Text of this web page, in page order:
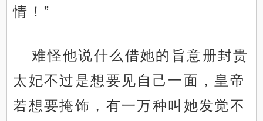
情！”
难怪他说什么借她的旨意册封贵
太妃不过是想要见自己一面，皇帝
若想要掩饰，有一万种叫她发觉不